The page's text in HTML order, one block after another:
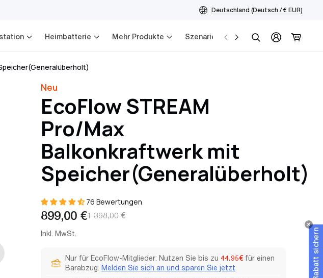
Deutschland (Deutsch / € EUR)
Heimbatterie Mehr Produkte Szenarien
Service
Neu
EcoFlow STREAM
Pro/Max
Balkonkraftwerk mit
Speicher(Generalüberholt)
76 Bewertungen
Verkaufspreis
899,00 €
Regulärer
Preis
1 398,00 €
Inkl. MwSt.
Nur für EcoFlow-Mitglieder: Nutzen Sie bis zu44.95€für einen
Barabzug. Melden Sie sich an und sparen Sie jetzt
5 % Rabatt sichern